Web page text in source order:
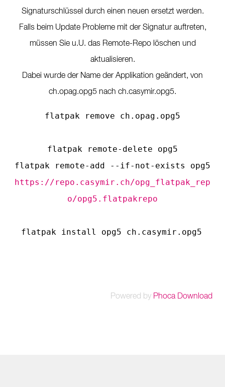
Signaturschlüssel durch einen neuen ersetzt werden.
Falls beim Update Probleme mit der Signatur auftreten,
müssen Sie u.U. das Remote-Repo löschen und
aktualisieren.
Dabei wurde der Name der Applikation geändert, von
ch.opag.opg5 nach ch.casymir.opg5.
flatpak remove ch.opag.opg5
flatpak remote-delete opg5
flatpak remote-add --if-not-exists opg5
https://repo.casymir.ch/opg_flatpak_rep
o/opg5.flatpakrepo
flatpak install opg5 ch. casymir .opg5
Powered by Phoca Download